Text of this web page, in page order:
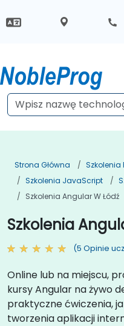
Strona Główna
Szkolenia JavaScript
Szkolenia Angular W Łódź
Szkolenia
(5 Opinie
Online lub na miejscu,
kursy Angular na żywo
praktyczne ćwiczenia,
tworzenia aplikacji